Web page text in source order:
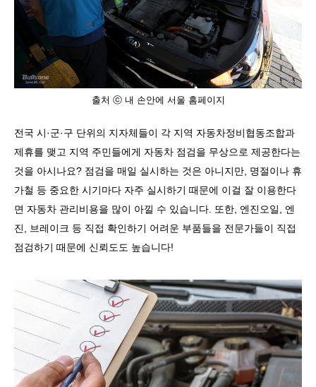
출처 ⓒ 내 손안에 서울 홈페이지
전국 시·군·구 단위의 지자체들이 각 지역 자동차정비협동조합과
제휴를 맺고 지역 주민들에게 자동차 점검을 무상으로 제공한다는
것을 아시나요? 점검을 매일 실시하는 것은 아니지만 명절이나 휴
가철 등 중요한 시기마다 자주 실시하기 때문에 이걸 잘 이용한다
면 자동차 관리비용을 많이 아낄 수 있습니다
또한 엔진오일
엔
진
브레이크 등 직접 확인하기 어려운 부품들을 전문가들이 직접
점검하기 때문에 신뢰도도 높습니다!